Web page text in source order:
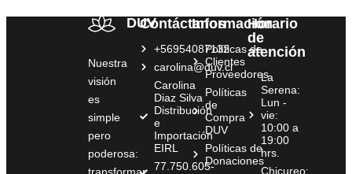
DUV
Nuestra
visión
es
simple
pero
poderosa:
Contáctanos
+56954087132
carolina@duv.cl
Carolina
Diaz Silva
Distribución
e
Importación
EIRL
77.750.605-
Información
Políticas de
Clientes
Proveedores
Políticas
de
Compra
DUV
Políticas de
Donaciones
Horario
de
atención
La
Serena:
Lun -
vie:
10:00 a
19:00
hrs.
Chicureo: